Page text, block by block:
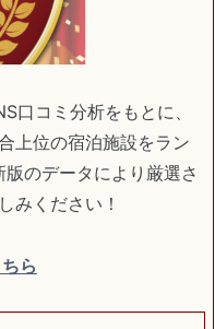
口コミ分析をもとに、
上位の宿泊施設をラン
のデータにより厳選さ
みください！
ら